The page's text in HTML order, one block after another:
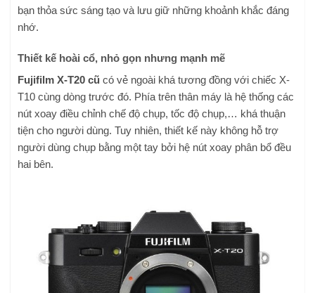
bạn thỏa sức sáng tạo và lưu giữ những khoảnh khắc đáng
nhớ.
Thiết kế hoài cổ, nhỏ gọn nhưng mạnh mẽ
Fujifilm X-T20 cũ có vẻ ngoài khá tương đồng với chiếc X-
T10 cùng dòng trước đó. Phía trên thân máy là hệ thống các
nút xoay điều chỉnh chế độ chụp, tốc độ chụp,… khá thuận
tiện cho người dùng. Tuy nhiên, thiết kế này không hỗ trợ
người dùng chụp bằng một tay bởi hệ nút xoay phân bổ đều
hai bên.